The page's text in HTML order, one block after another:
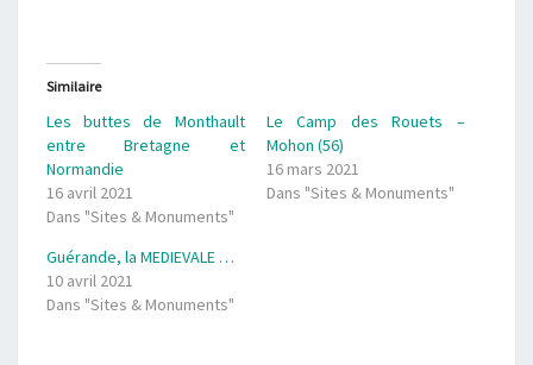
Similaire
Les buttes de Monthault
entre Bretagne et
Normandie
16 avril 2021
Dans "Sites & Monuments"
Le Camp des Rouets –
Mohon (56)
16 mars 2021
Dans "Sites & Monuments"
Guérande, la MEDIEVALE …
10 avril 2021
Dans "Sites & Monuments"